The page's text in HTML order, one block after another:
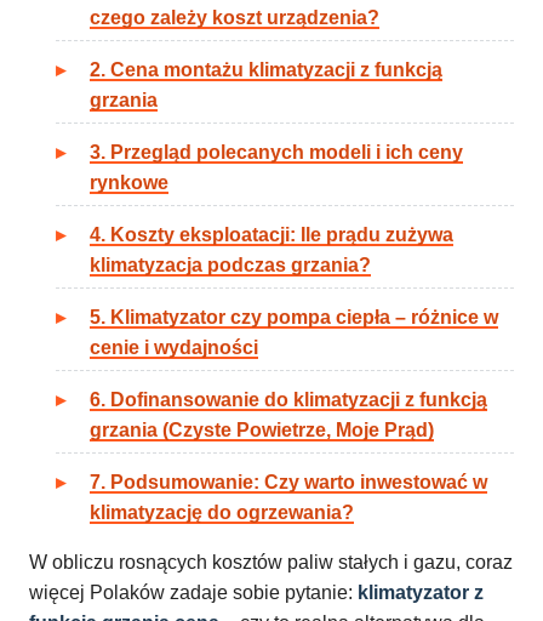
czego zależy koszt urządzenia?
2. Cena montażu klimatyzacji z funkcją
grzania
3. Przegląd polecanych modeli i ich ceny
rynkowe
4. Koszty eksploatacji: Ile prądu zużywa
klimatyzacja podczas grzania?
5. Klimatyzator czy pompa ciepła – różnice w
cenie i wydajności
6. Dofinansowanie do klimatyzacji z funkcją
grzania (Czyste Powietrze, Moje Prąd)
7. Podsumowanie: Czy warto inwestować w
klimatyzację do ogrzewania?
W obliczu rosnących kosztów paliw stałych i gazu, coraz
więcej Polaków zadaje sobie pytanie: klimatyzator z